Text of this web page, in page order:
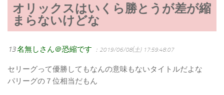
オリックスはいくら勝とうが差が縮
まらないけどな
13名無しさん＠恐縮です ：2019/06/08(土) 17:59:48.07
セリーグって優勝してもなんの意味もないタイトルだよな
パリーグの７位相当だもん